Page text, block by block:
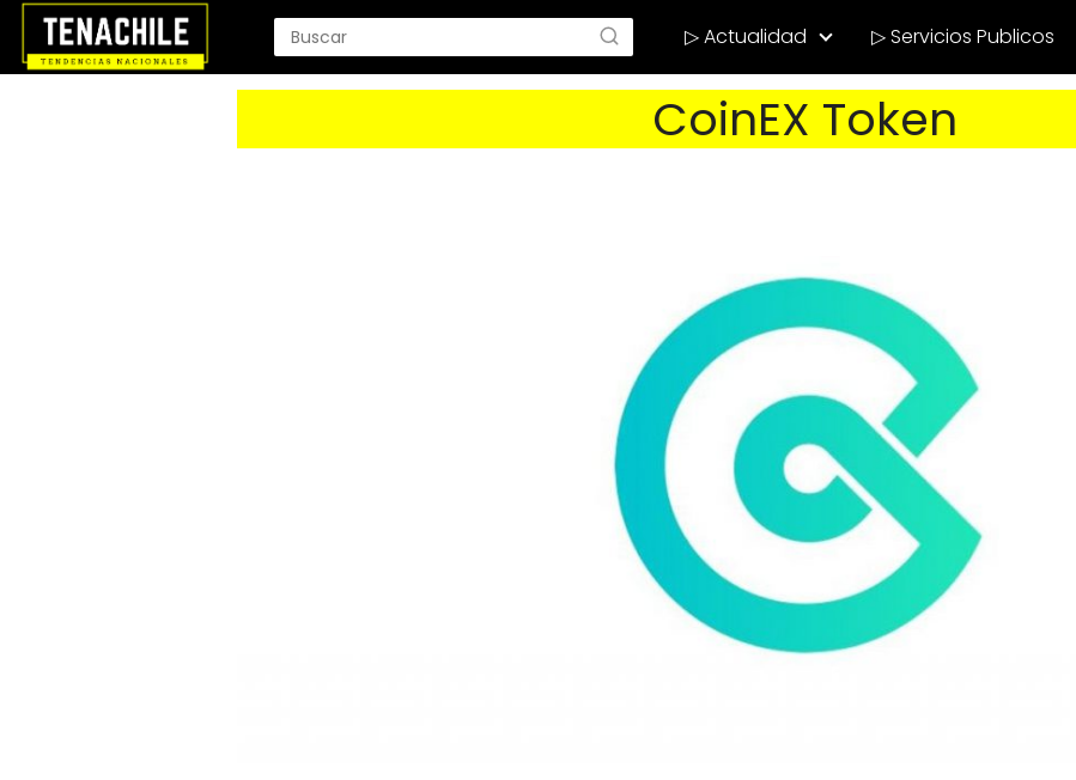
▷ Actualidad ▷ Servicios Publicos
CoinEX Token